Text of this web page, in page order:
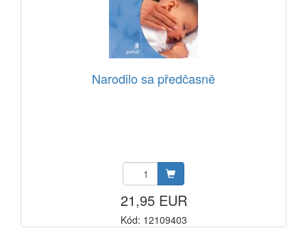
Narodilo sa předčasně
21,95 EUR
Kód: 12109403